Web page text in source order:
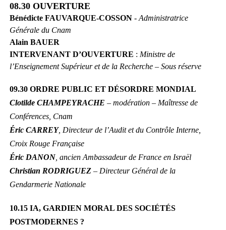
08.30 OUVERTURE
Bénédicte FAUVARQUE-COSSON - Administratrice
Générale du Cnam
Alain BAUER
INTERVENANT D’OUVERTURE : Ministre de
l’Enseignement Supérieur et de la Recherche – Sous réserve
09.30 ORDRE PUBLIC ET DÉSORDRE MONDIAL
Clotilde CHAMPEYRACHE – modération – Maîtresse de
Conférences, Cnam
Éric CARREY, Directeur de l’Audit et du Contrôle Interne,
Croix Rouge Française
Éric DANON , ancien Ambassadeur de France en Israël
Christian RODRIGUEZ – Directeur Général de la
Gendarmerie Nationale
10.15 IA, GARDIEN MORAL DES SOCIÉTÉS
POSTMODERNES ?